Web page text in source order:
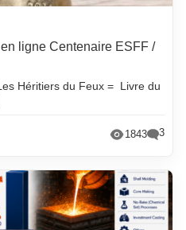
ligne Centenaire ESFF /
Héritiers du Feux = Livre du
1843 3